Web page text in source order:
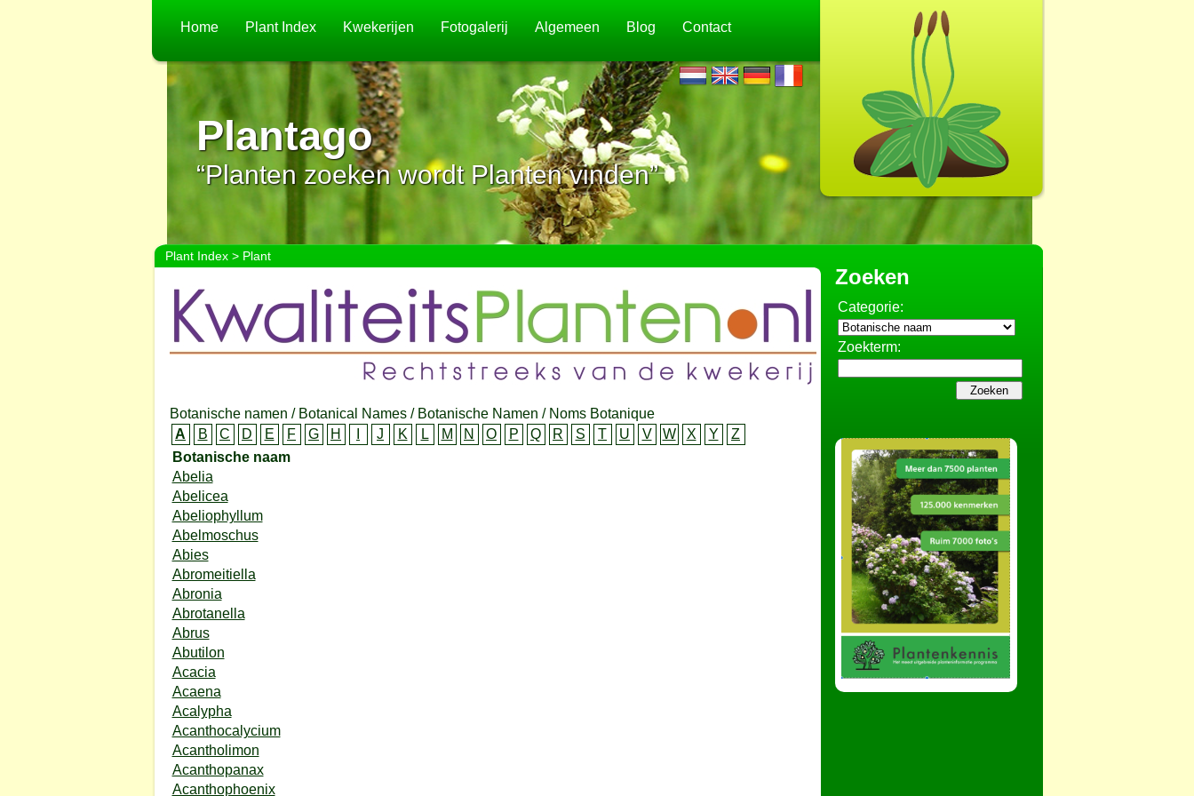
Home Plant Index Kwekerijen Fotogalerij Algemeen Blog Contact
Plantago
“Planten zoeken wordt Planten vinden”
Plant Index> Plant
Botanische namen / Botanical Names / Botanische Namen / Noms Botanique
A
B C D E F G H J K L M N O P Q R S T U V W X Y
Z
Botanische naam
Abelia
Abelicea
Abeliophyllum
Abelmoschus
Abies
Abromeitiella
Abronia
Abrotanella
Abrus
Abutilon
Acacia
Acaena
Acalypha
Acanthocalycium
Acantholimon
Acanthopanax
Acanthophoenix
Zoeken
Categorie:
Zoekterm: